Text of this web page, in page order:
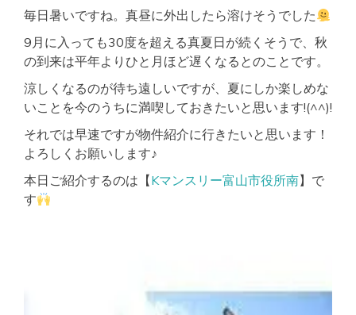
ー
シ
ョ
ン
済
毎日暑いですね。真昼に外出したら溶けそうでした
9月に入っても30度を超える真夏日が続くそうで、秋
の到来は平年よりひと月ほど遅くなるとのことです。
涼しくなるのが待ち遠しいですが、夏にしか楽しめな
いことを今のうちに満喫しておきたいと思います!(^^)!
それでは早速ですが物件紹介に行きたいと思います！
よろしくお願いします♪
本日ご紹介するのは【Kマンスリー富山市役所南】で
す